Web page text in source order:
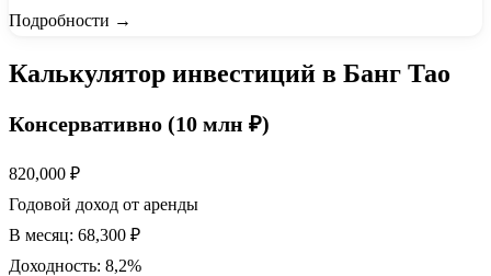
Подробности →
Калькулятор инвестиций в Банг Тао
Консервативно (10 млн ₽)
820,000 ₽
Годовой доход от аренды
В месяц: 68,300 ₽
Доходность: 8,2%